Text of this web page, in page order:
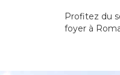
Profitez du
foyer à